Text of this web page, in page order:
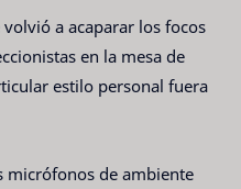
a acaparar los focos
en la mesa de
estilo personal fuera
micrófonos de ambiente